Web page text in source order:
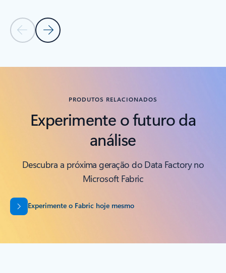
Slide AnteriorPróximo slide
Voltar para RECURSOS - Seção da guia Relatórios de analistas
PRODUTOS RELACIONADOS
Experimente o futuro da
análise
Descubra a próxima geração do Data Factory no
Microsoft Fabric
Experimente o Fabric hoje mesmo